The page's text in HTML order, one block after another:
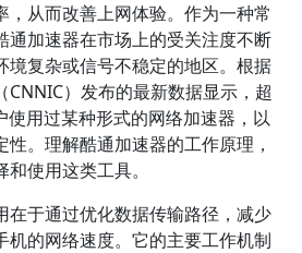
，从而改善上网体验。作为一种常
通加速器在市场上的受关注度不断
境复杂或信号不稳定的地区。根据
CNNIC）发布的最新数据显示，超
使用过某种形式的网络加速器，以
。理解酷通加速器的工作原理，
使用这类工具。
在于通过优化数据传输路径，减少
机的网络速度。它的主要工作机制